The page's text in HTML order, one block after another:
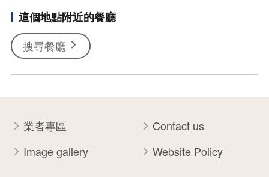
這個地點附近的餐廳
搜尋餐廳
業者專區
Contact us
Image gallery
Website Policy